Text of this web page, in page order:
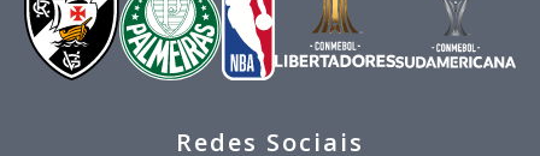
Redes Sociais